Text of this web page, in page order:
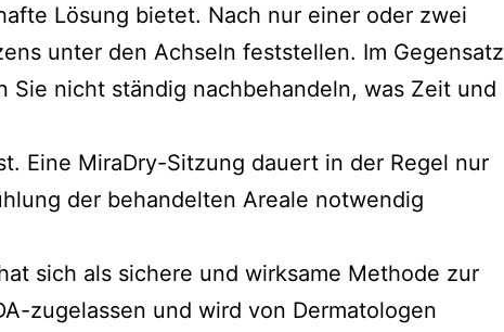
Lösung bietet. Nach nur einer oder zwei
unter den Achseln feststellen. Im Gegensatz
nicht ständig nachbehandeln, was Zeit und
Eine MiraDry-Sitzung dauert in der Regel nur
der behandelten Areale notwendig
sich als sichere und wirksame Methode zur
zugelassen und wird von Dermatologen